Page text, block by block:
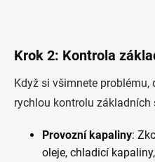
Krok 2: Kontrola
Když si všimnete
rychlou kontrolu základních
Provozní kapaliny:
oleje, chladicí